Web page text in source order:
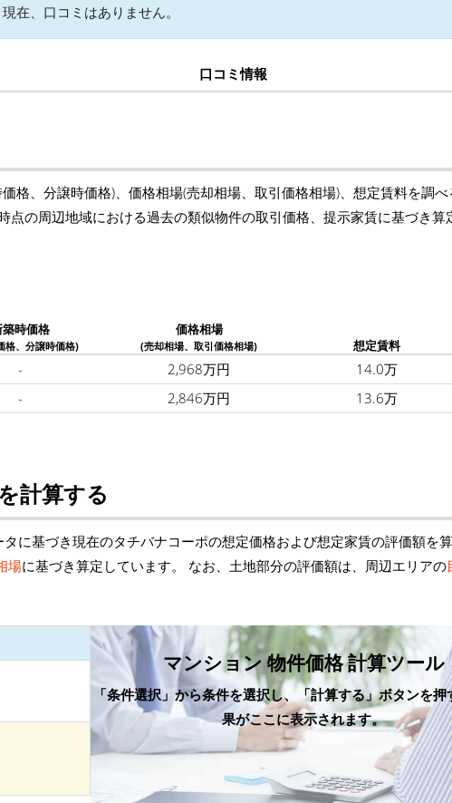
現在、口コミはありません。
口コミ情報
格、分譲時価格)、価格相場(売却相場、取引価格相場)、想定賃料を調
の周辺地域における過去の類似物件の取引価格、提示家賃に基づき算
築時価格
格、分譲時価格)
価格相場
(売却相場、取引価格相場) 想定賃料
- 2,968万円 14.0万
- 2,846万円 13.6万
計算する
に基づき現在のタチバナコーポの想定価格および想定家賃の評価額を
場に基づき算定しています。 なお、土地部分の評価額は、周辺エリアの
マンション 物件価格 計算ツール
「条件選択」から条件を選択し、「計算する」ボタンを押
果がここに表示されます。